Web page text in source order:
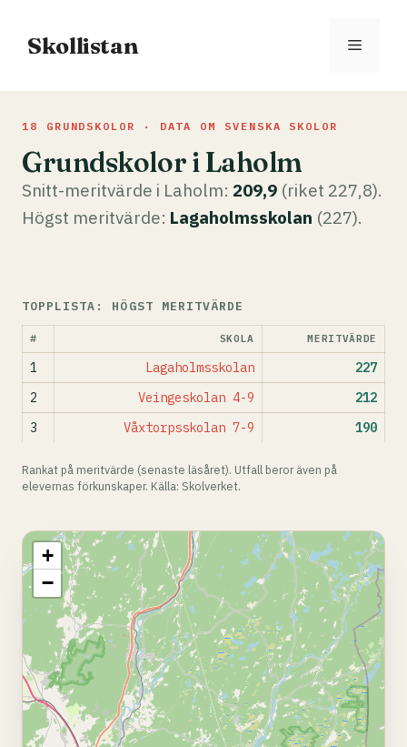
innehåll
Skollistan Meny
18 GRUNDSKOLOR · DATA OM SVENSKA SKOLOR
Grundskolor i Laholm
Snitt-meritvärde i Laholm: 209,9 (riket 227,8).
Högst meritvärde: Lagaholmsskolan (227).
TOPPLISTA: HÖGST MERITVÄRDE
# SKOLA MERITVÄRDE
1 Lagaholmsskolan
227
2
Veingeskolan 4-9
212
3
Våxtorpsskolan 7-9 190
Rankat på meritvärde (senaste läsåret). Utfall beror även på
elevernas förkunskaper. Källa: Skolverket.
+
−